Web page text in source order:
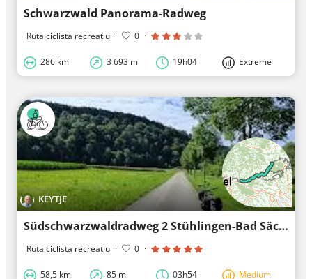
Schwarzwald Panorama-Radweg
Ruta ciclista recreatiu · 0 ·
286 km 3 693 m 19h04 Extreme
KEYTJE
Südschwarzwaldradweg 2 Stühlingen-Bad Säckingen
Ruta ciclista recreatiu · 0 ·
58,5 km 85 m 03h54 Medium